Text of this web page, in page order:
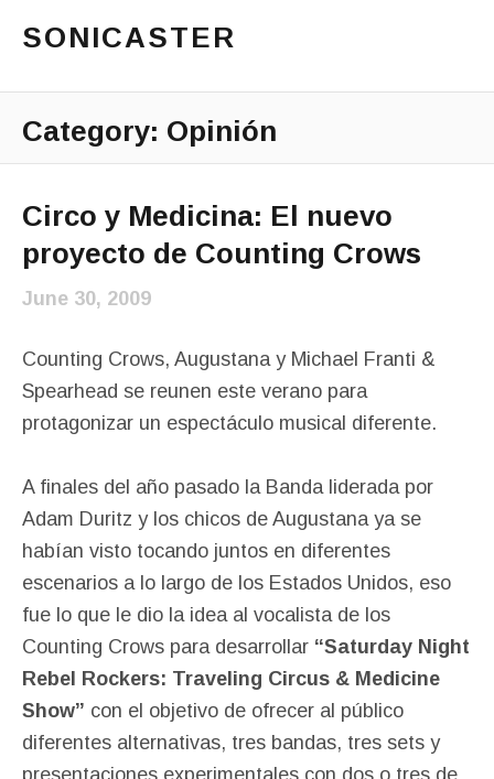
SONICASTER
Main Menu
Category: Opinión
Circo y Medicina: El nuevo
proyecto de Counting Crows
June 30, 2009
Counting Crows, Augustana y Michael Franti &
Spearhead se reunen este verano para
protagonizar un espectáculo musical diferente.
A finales del año pasado la Banda liderada por
Adam Duritz y los chicos de Augustana ya se
habían visto tocando juntos en diferentes
escenarios a lo largo de los Estados Unidos, eso
fue lo que le dio la idea al vocalista de los
Counting Crows para desarrollar “Saturday Night
Rebel Rockers: Traveling Circus & Medicine
Show” con el objetivo de ofrecer al público
diferentes alternativas, tres bandas, tres sets y
presentaciones experimentales con dos o tres de